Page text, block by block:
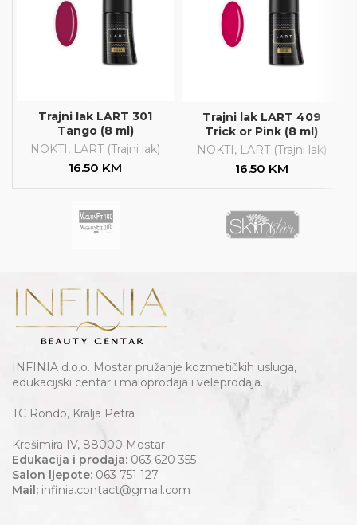
Trajni lak LART 301
Tango (8 ml)
NOKTI, LART (Trajni lak)
16.50 KM
Trajni lak LART 409
Trick or Pink (8 ml)
NOKTI, LART (Trajni lak)
16.50 KM
INFINIA d.o.o. Mostar pružanje kozmetičkih usluga,
edukacijski centar i maloprodaja i veleprodaja.
TC Rondo, Kralja Petra
Krešimira IV, 88000 Mostar
Edukacija i prodaja: 063 620 355
Salon ljepote: 063 751 127
Mail: infinia.contact@gmail.com